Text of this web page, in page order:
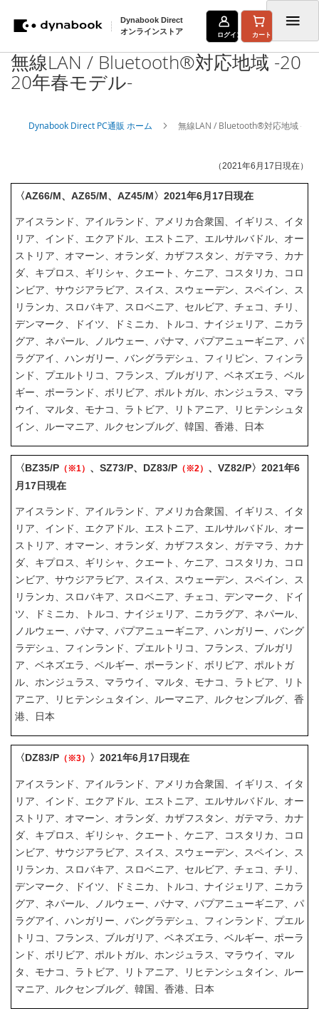
Dynabook Direct
オンラインストア
コ
ン
ログイン カート
無線LAN / Bluetooth®対応地域 -20
20年春モデル-
Dynabook Direct PC通販 ホーム 無線LAN / Bluetooth®対応地域 -
（2021年6月17日現在）
〈AZ66/M、 AZ65/M、 AZ45/M〉2021年6月17日現在
アイスランド、アイルランド、アメリカ合衆国、イギリス、イタ
リア、インド、エクアドル、エストニア、エルサルバドル、オー
ストリア、オマーン、オランダ、カザフスタン、ガテマラ、カナ
ダ、キプロス、ギリシャ、クエート、ケニア、コスタリカ、コロ
ンビア、サウジアラビア、スイス、スウェーデン、スペイン、ス
リランカ、スロバキア、スロベニア、セルビア、チェコ、チリ、
デンマーク、ドイツ、ドミニカ、トルコ、ナイジェリア、ニカラ
グア、ネパール、ノルウェー、パナマ、パプアニューギニア、パ
ラグアイ、ハンガリー、バングラデシュ、フィリピン、フィンラ
ンド、プエルトリコ、フランス、ブルガリア、ベネズエラ、ベル
ギー、ポーランド、ボリビア、ポルトガル、ホンジュラス、マラ
ウイ、マルタ、モナコ、ラトビア、リトアニア、リヒテンシュタ
イン、ルーマニア、ルクセンブルグ、韓国、香港、日本
〈BZ35/P （※1） 、SZ73/P、DZ83/P （※2） 、VZ82/P〉2021年6
月17日現在
アイスランド、アイルランド、アメリカ合衆国、イギリス、イタ
リア、インド、エクアドル、エストニア、エルサルバドル、オー
ストリア、オマーン、オランダ、カザフスタン、ガテマラ、カナ
ダ、キプロス、ギリシャ、クエート、ケニア、コスタリカ、コロ
ンビア、サウジアラビア、スイス、スウェーデン、スペイン、ス
リランカ、スロバキア、スロベニア、チェコ、デンマーク、ドイ
ツ、ドミニカ、トルコ、ナイジェリア、ニカラグア、ネパール、
ノルウェー、パナマ、パプアニューギニア、ハンガリー、バング
ラデシュ、フィンランド、プエルトリコ、フランス、ブルガリ
ア、ベネズエラ、ベルギー、ポーランド、ボリビア、ポルトガ
ル、ホンジュラス、マラウイ、マルタ、モナコ、ラトビア、リト
アニア、リヒテンシュタイン、ルーマニア、ルクセンブルグ、香
港、日本
〈DZ83/P （※3） 〉2021年6月17日現在
アイスランド、アイルランド、アメリカ合衆国、イギリス、イタ
リア、インド、エクアドル、エストニア、エルサルバドル、オー
ストリア、オマーン、オランダ、カザフスタン、ガテマラ、カナ
ダ、キプロス、ギリシャ、クエート、ケニア、コスタリカ、コロ
ンビア、サウジアラビア、スイス、スウェーデン、スペイン、ス
リランカ、スロバキア、スロベニア、セルビア、チェコ、チリ、
デンマーク、ドイツ、ドミニカ、トルコ、ナイジェリア、ニカラ
グア、ネパール、ノルウェー、パナマ、パプアニューギニア、パ
ラグアイ、ハンガリー、バングラデシュ、フィンランド、プエル
トリコ、フランス、ブルガリア、ベネズエラ、ベルギー、ポーラ
ンド、ボリビア、ポルトガル、ホンジュラス、マラウイ、マル
タ、モナコ、ラトビア、リトアニア、リヒテンシュタイン、ルー
マニア、ルクセンブルグ、韓国、香港、日本